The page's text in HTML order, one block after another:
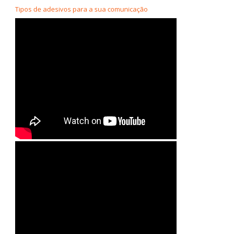
Tipos de adesivos para a sua comunicação